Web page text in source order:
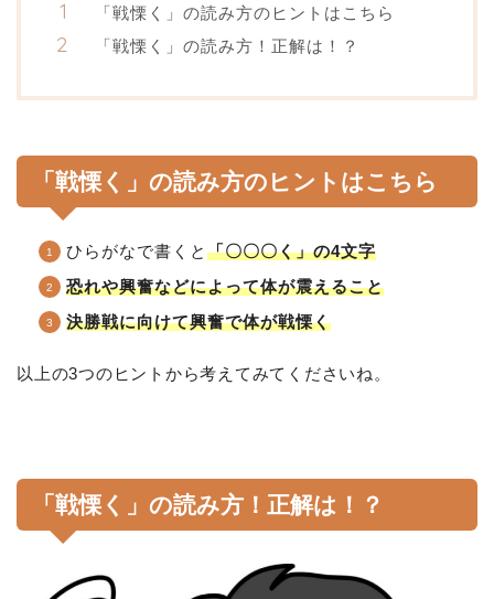
「戦慄く」の読み方のヒントはこちら
「戦慄く」の読み方！正解は！？
「戦慄く」の読み方のヒントはこちら
ひらがなで書くと 「〇〇〇く」の4文字
恐れや興奮などによって体が震えること
決勝戦に向けて興奮で体が戦慄く
以上の3つのヒントから考えてみてくださいね。
「戦慄く」の読み方！正解は！？